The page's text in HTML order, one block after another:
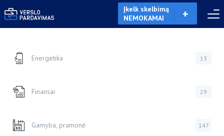
Įkelk skelbimą
NEMOKAMAI
Energetika 13
Finansai 29
Gamyba, pramonė 147